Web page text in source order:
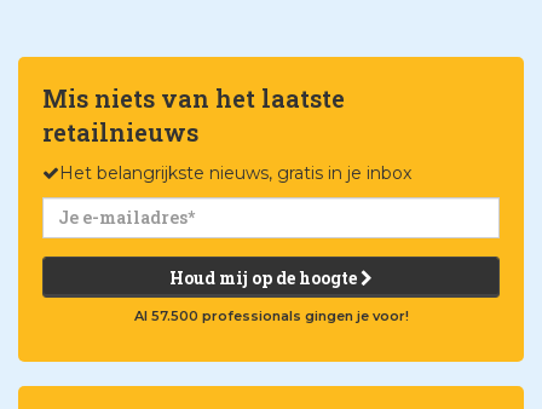
Mis niets van het laatste
retailnieuws
Het belangrijkste nieuws, gratis in je inbox
Houd mij op de hoogte
Al 57.500 professionals gingen je voor!